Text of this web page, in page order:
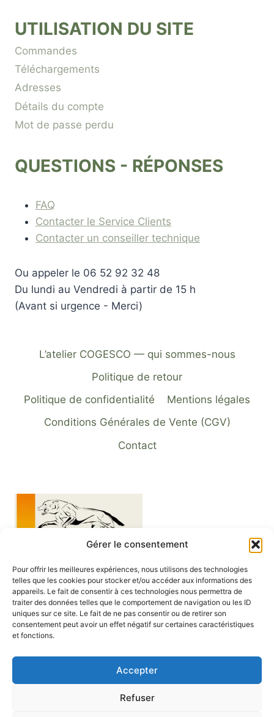
Gérer le consentement
Pour offrir les meilleures expériences, nous utilisons des technologies
telles que les cookies pour stocker et/ou accéder aux informations des
appareils. Le fait de consentir à ces technologies nous permettra de
traiter des données telles que le comportement de navigation ou les ID
uniques sur ce site. Le fait de ne pas consentir ou de retirer son
consentement peut avoir un effet négatif sur certaines caractéristiques
et fonctions.
Accepter
Refuser
UTILISATION DU SITE
Commandes
Téléchargements
Adresses
Détails du compte
Mot de passe perdu
QUESTIONS - RÉPONSES
FAQ
Contacter le Service Clients
Contacter un conseiller technique
Ou appeler le 06 52 92 32 48
Du lundi au Vendredi à partir de 15 h
(Avant si urgence - Merci)
L’atelier COGESCO — qui sommes-nous
Politique de retour
Politique de confidentialité
Mentions légales
Conditions Générales de Vente (CGV)
Contact
COGESCO sarl est une entreprise spécialisée
dans la réalisation et la personnalisation sur
mesure de textiles pour chasseurs et pêcheurs
Nous réalisons les graphismes et imprimons les
Sèvres.